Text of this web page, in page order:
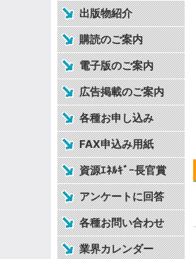
出版物紹介
購読のご案内
電子版のご案内
広告掲載のご案内
各種お申し込み
FAX申込み用紙
資源ｴﾈﾙｷﾞｰ長官賞
アンケートに回答
各種お問い合わせ
業界カレンダー